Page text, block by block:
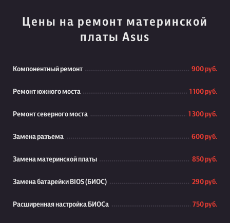
Цены на ремонт материнской
платы Asus
Компонентный ремонт 900 руб.
Ремонт южного моста 1 100 руб.
Ремонт северного моста 1 300 руб.
Замена разъема 600 руб.
Замена материнской платы 850 руб.
Замена батарейки BIOS (БИОС) 290 руб.
Расширенная настройка БИОСа 750 руб.